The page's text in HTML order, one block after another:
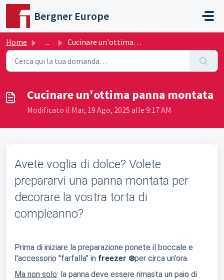
Salta al contenuto principale
Bergner Europe
Home ... Cucinare un'ottima panna montata
Cucinare un'ottima panna montata
Modificato il Mar, 19 Ago, 2025 alle 9:17 AM
Avete voglia di dolce? Volete
prepararvi una panna montata per
decorare la vostra torta di
compleanno?
Prima di iniziare la preparazione ponete il boccale e
l'accessorio "farfalla" in freezer ❄️per circa un'ora.
Ma non solo: la panna deve essere rimasta un paio di